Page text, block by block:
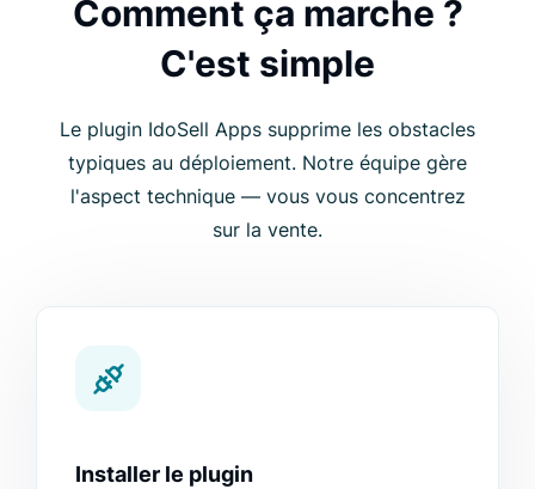
Comment ça marche ?
C'est simple
Le plugin IdoSell Apps supprime les obstacles
typiques au déploiement. Notre équipe gère
l'aspect technique — vous vous concentrez
sur la vente.
Installer le plugin